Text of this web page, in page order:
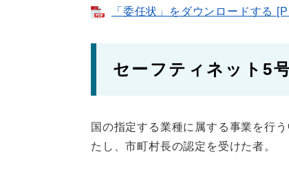
「委任状」をダウンロードする
セーフティネット5
国の指定する業種に属する事業を行
たし、市町村長の認定を受けた者。